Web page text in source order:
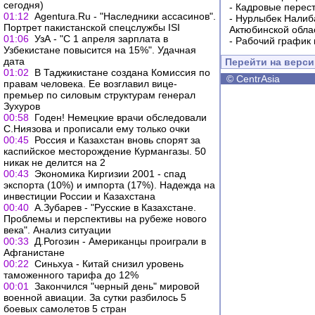
сегодня)
01:12 Agentura.Ru - "Наследники ассасинов".
Портрет пакистанской спецслужбы ISI
01:06 УзА - "С 1 апреля зарплата в
Узбекистане повысится на 15%". Удачная
дата
01:02
В Таджикистане создана Комиссия по
правам человека. Ее возглавил вице-
премьер по силовым структурам генерал
Зухуров
00:58 Годен! Немецкие врачи обследовали
С.Ниязова и прописали ему только очки
00:45 Россия и Казахстан вновь спорят за
каспийское месторождение Курмангазы. 50
никак не делится на 2
00:43
Экономика Киргизии 2001 - спад
экспорта (10%) и импорта (17%). Надежда на
инвестиции России и Казахстана
00:40 А.Зубарев - "Русские в Казахстане.
Проблемы и перспективы на рубеже нового
века". Анализ ситуации
00:33
Д.Рогозин - Американцы проиграли в
Афганистане
00:22 Синьхуа - Китай снизил уровень
таможенного тарифа до 12%
00:01
Закончился "черный день" мировой
военной авиации. За сутки разбилось 5
боевых самолетов 5 стран
- Кадровые
- Нурлыбек
Актюбинской
- Рабочий график
Перейти на
© CentrAsia